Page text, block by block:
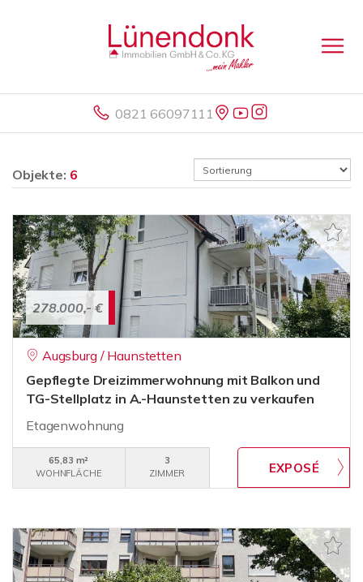
0821 66097111
Objekte: 6
278.000,- €
Augsburg / Haunstetten
Gepflegte Dreizimmerwohnung mit Balkon und
TG-Stellplatz in A.-Haunstetten zu verkaufen
Etagenwohnung
65,83 m²
WOHNFLÄCHE
3
ZIMMER